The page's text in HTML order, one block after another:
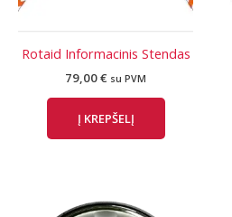
Rotaid Informacinis Stendas
79,00€ su PVM
Į KREPŠELĮ